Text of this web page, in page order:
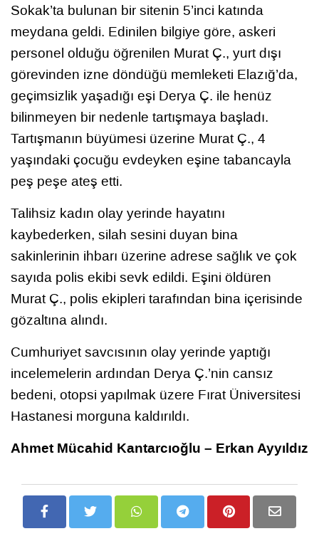
Sokak’ta bulunan bir sitenin 5’inci katında
meydana geldi. Edinilen bilgiye göre, askeri
personel olduğu öğrenilen Murat Ç., yurt dışı
görevinden izne döndüğü memleketi Elazığ’da,
geçimsizlik yaşadığı eşi Derya Ç. ile henüz
bilinmeyen bir nedenle tartışmaya başladı.
Tartışmanın büyümesi üzerine Murat Ç., 4
yaşındaki çocuğu evdeyken eşine tabancayla
peş peşe ateş etti.
Talihsiz kadın olay yerinde hayatını
kaybederken, silah sesini duyan bina
sakinlerinin ihbarı üzerine adrese sağlık ve çok
sayıda polis ekibi sevk edildi. Eşini öldüren
Murat Ç., polis ekipleri tarafından bina içerisinde
gözaltına alındı.
Cumhuriyet savcısının olay yerinde yaptığı
incelemelerin ardından Derya Ç.’nin cansız
bedeni, otopsi yapılmak üzere Fırat Üniversitesi
Hastanesi morguna kaldırıldı.
Ahmet Mücahid Kantarcıoğlu – Erkan Ayyıldız